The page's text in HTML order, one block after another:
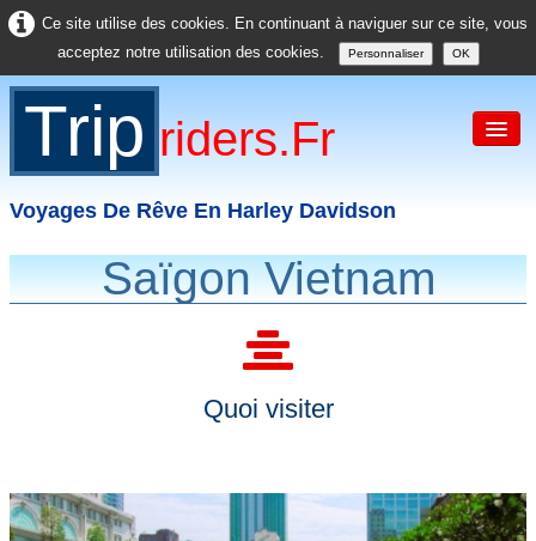
Ce site utilise des cookies. En continuant à naviguer sur ce site, vous
acceptez notre utilisation des cookies.
Personnaliser OK
Trip Riders.fr
Voyages De Rêve En Harley Davidson
Divers
Saïgon Vietnam
Quoi visiter